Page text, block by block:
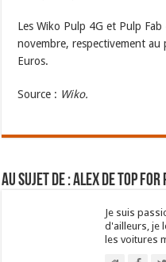
Les Wiko Pulp 4G et Pulp
novembre, respectivement
Euros.
Source : Wiko.
Au sujet de : Alex de Top For
Je suis
d'ailleurs, je
les voitures